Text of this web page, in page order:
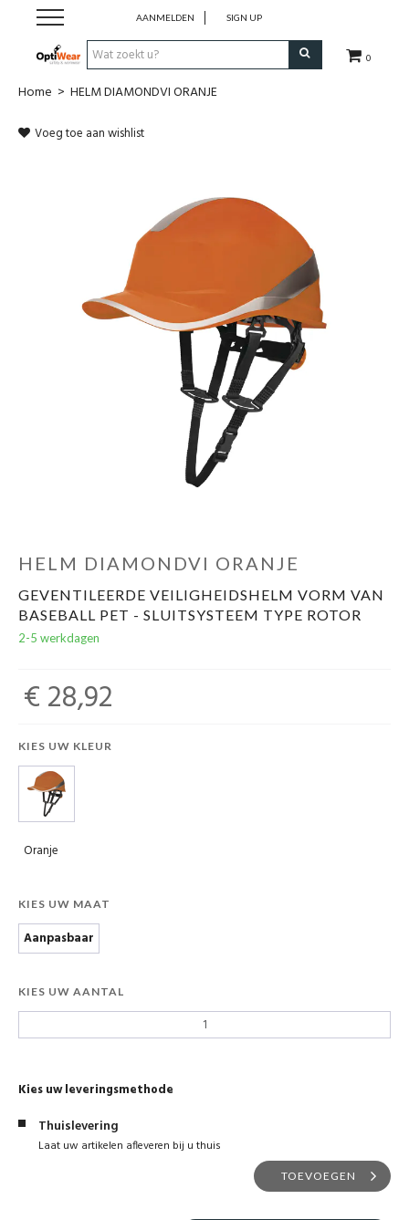
0
AANMELDEN SIGN UP
Werkkledij
Promotionele kledij
Home > HELM DIAMONDVI ORANJE
Voeg toe aan wishlist
HELM DIAMONDVI ORANJE
GEVENTILEERDE VEILIGHEIDSHELM VORM VAN
BASEBALL PET - SLUITSYSTEEM TYPE ROTOR
2-5 werkdagen
€ 28,92
KIES UW KLEUR
Oranje
KIES UW MAAT
Aanpasbaar
KIES UW AANTAL
Kies uw leveringsmethode
Thuislevering
Laat uw artikelen afleveren bij u thuis
TOEVOEGEN